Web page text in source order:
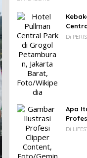
Di
Apa
Di